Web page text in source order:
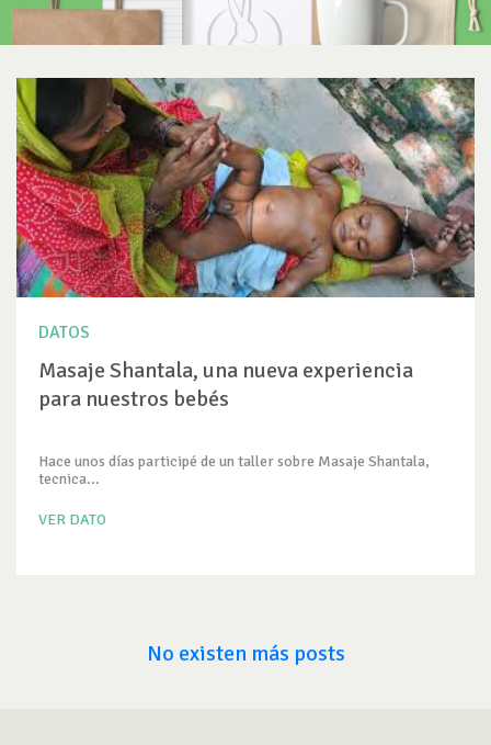
DATOS
Masaje Shantala, una nueva experiencia
para nuestros bebés
Hace unos días participé de un taller sobre Masaje Shantala,
tecnica...
VER DATO
No existen más posts